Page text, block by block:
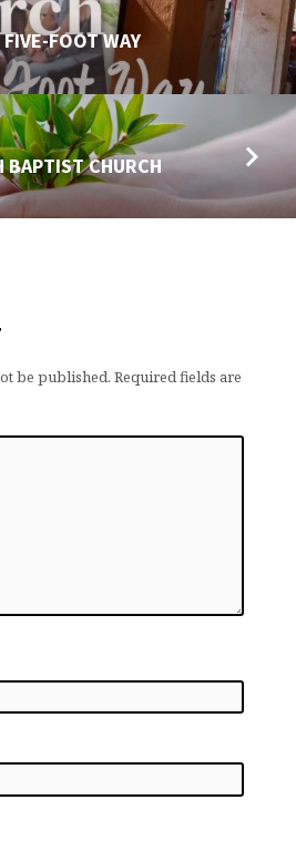
FOOT WAY
CHURCH
be published. Required fields are